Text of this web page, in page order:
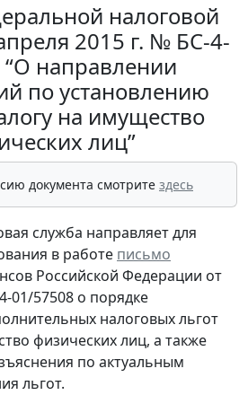
налоговой
2015 г. № БС-4-
направлении
по установлению
на имущество
лиц”
документа смотрите здесь
служба направляет для
в работе письмо
Российской Федерации от
01/57508 о порядке
налоговых льгот
физических лиц, а также
по актуальным
льгот.